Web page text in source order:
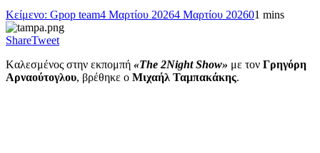
Κείμενο: Gpop team4 Μαρτίου 20264 Μαρτίου 202601 mins
ShareTweet
Kαλεσμένος στην εκπομπή «The 2Night Show» με τον Γρηγόρη
Αρναούτογλου, βρέθηκε ο Μιχαήλ Ταμπακάκης.